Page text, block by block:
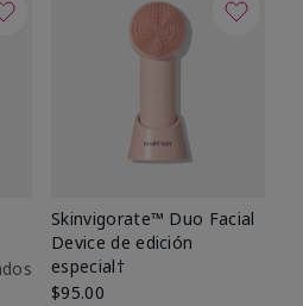
Skinvigorate™ Duo Facial
Device de edición
especial†
$95.00